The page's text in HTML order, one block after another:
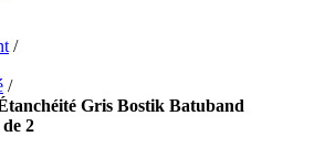
/
/
Gris Bostik Batuband
2